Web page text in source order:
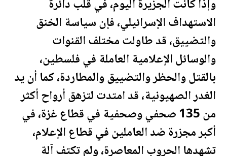
وإذا كانت الجزيرة اليوم، في قلب دائرة
الاستهداف الإسرائيلي، فإن سياسة الخنق
والتضييق، قد طاولت مختلف القنوات
والوسائل الإعلامية العاملة فيفلسطين،
بالقتل والحظر والتضييق والمطاردة، كما أن يد
الغدر الصهيونية، قد امتدت لتزهق أرواح أكثر
من 135 صحفي وصحفية في قطاع غزة، في
أكبر مجزرة ضد العاملين في قطاع الإعلام،
تشهدها الحروب المعاصرة، ولم تكتف آلة